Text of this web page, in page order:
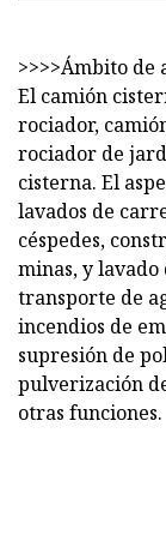
>>>>Ámbito de
El camión
rociador,
rociador de
cisterna. El
lavados de
céspedes,
minas, y
transporte de
incendios de
supresión de
pulverización
otras funciones.